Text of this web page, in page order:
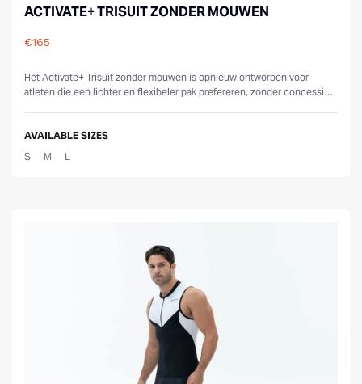
ACTIVATE+ TRISUIT ZONDER MOUWEN
€165
Het Activate+ Trisuit zonder mouwen is opnieuw ontworpen voor
atleten die een lichter en flexibeler pak prefereren, zonder concessies
AVAILABLE SIZES
S
M L